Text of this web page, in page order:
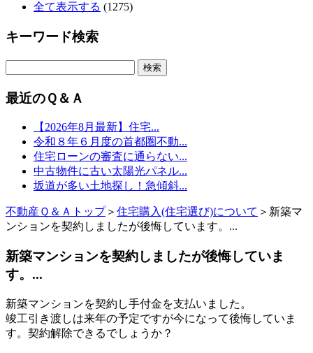
全て表示する (1275)
キーワード検索
最近のＱ＆Ａ
【2026年8月最新】住宅...
令和８年６月度の首都圏不動...
住宅ローンの審査に通らない...
中古物件に古い太陽光パネル...
坂道が多い土地探し！急傾斜...
不動産Ｑ＆Ａトップ＞ 住宅購入(住宅選び)について ＞新築マ
ンションを契約しましたが後悔しています。...
新築マンションを契約しましたが後悔していま
す。...
新築マンションを契約し手付金を支払いました。
竣工引き渡しは来年の予定ですが今になって後悔していま
す。契約解除できるでしょうか？